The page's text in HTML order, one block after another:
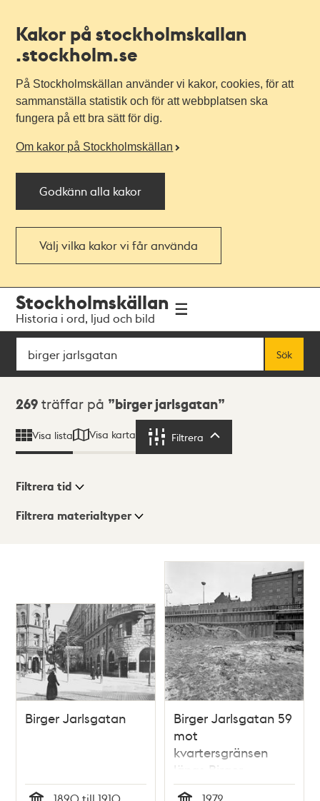
Kakor på stockholmskallan
.stockholm.se
På Stockholmskällan använder vi kakor, cookies, för att
sammanställa statistik och för att webbplatsen ska
fungera på ett bra sätt för dig.
Om kakor på Stockholmskällan
Godkänn alla kakor
Välj vilka kakor vi får använda
navigationen
huvudinnehållet
Stockholmskällan
Historia i ord, ljud och bild
Sök
Sök
Sökresultat
269 träffar på birger jarlsgatan
Visa lista Visa karta Filtrera
Visningsläge
Filtrera tid
Filtrera materialtyper
Birger Jarlsgatan
Birger Jarlsgatan 59
mot
kvartersgränsen
längs Birger
Jarlsgatan